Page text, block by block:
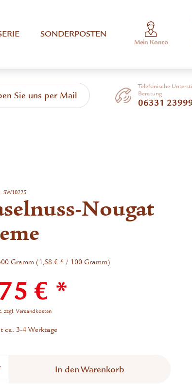
SONDERPOSTEN
Mein Konto
Sie uns per Mail
Telefonische
Beratung
06331
SW10225
Nougat
Gramm (1,58 € * / 100 Gramm)
€ *
zzgl. Versandkosten
ca. 3-4 Werktage
In denWarenkorb